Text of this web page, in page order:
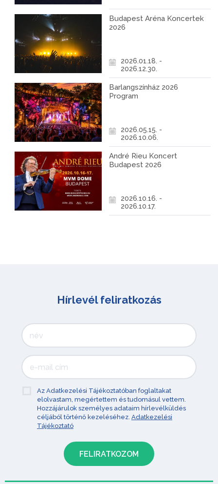
Budapest Aréna Koncertek
2026
2026.01.18. -
2026.12.30.
Barlangszínház 2026
Program
2026.05.15. -
2026.10.06.
André Rieu Koncert
Budapest 2026
2026.10.16. -
2026.10.17.
Hírlevél feliratkozás
Az Adatkezelési Tájékoztatóban foglaltakat
elolvastam, megértettem és tudomásul vettem.
Hozzájárulok személyes adataim hírlevélküldés
céljából történő kezeléséhez. Adatkezelési
Tájékoztató